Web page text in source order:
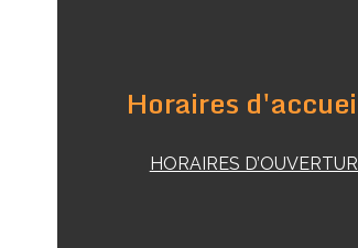
Horaires
HORAIRES